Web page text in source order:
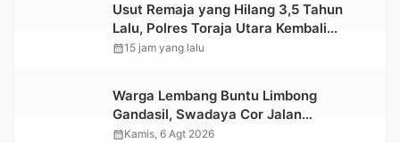
Usut Remaja yang Hilang 3,5 Tahun
Lalu, Polres Toraja Utara Kembali
Datangi TKP
calendar_month15 jam yang lalu
Warga Lembang Buntu Limbong
Gandasil, Swadaya Cor Jalan
Sepanjang 500 Meter
calendar_monthKamis, 6 Agt 2026